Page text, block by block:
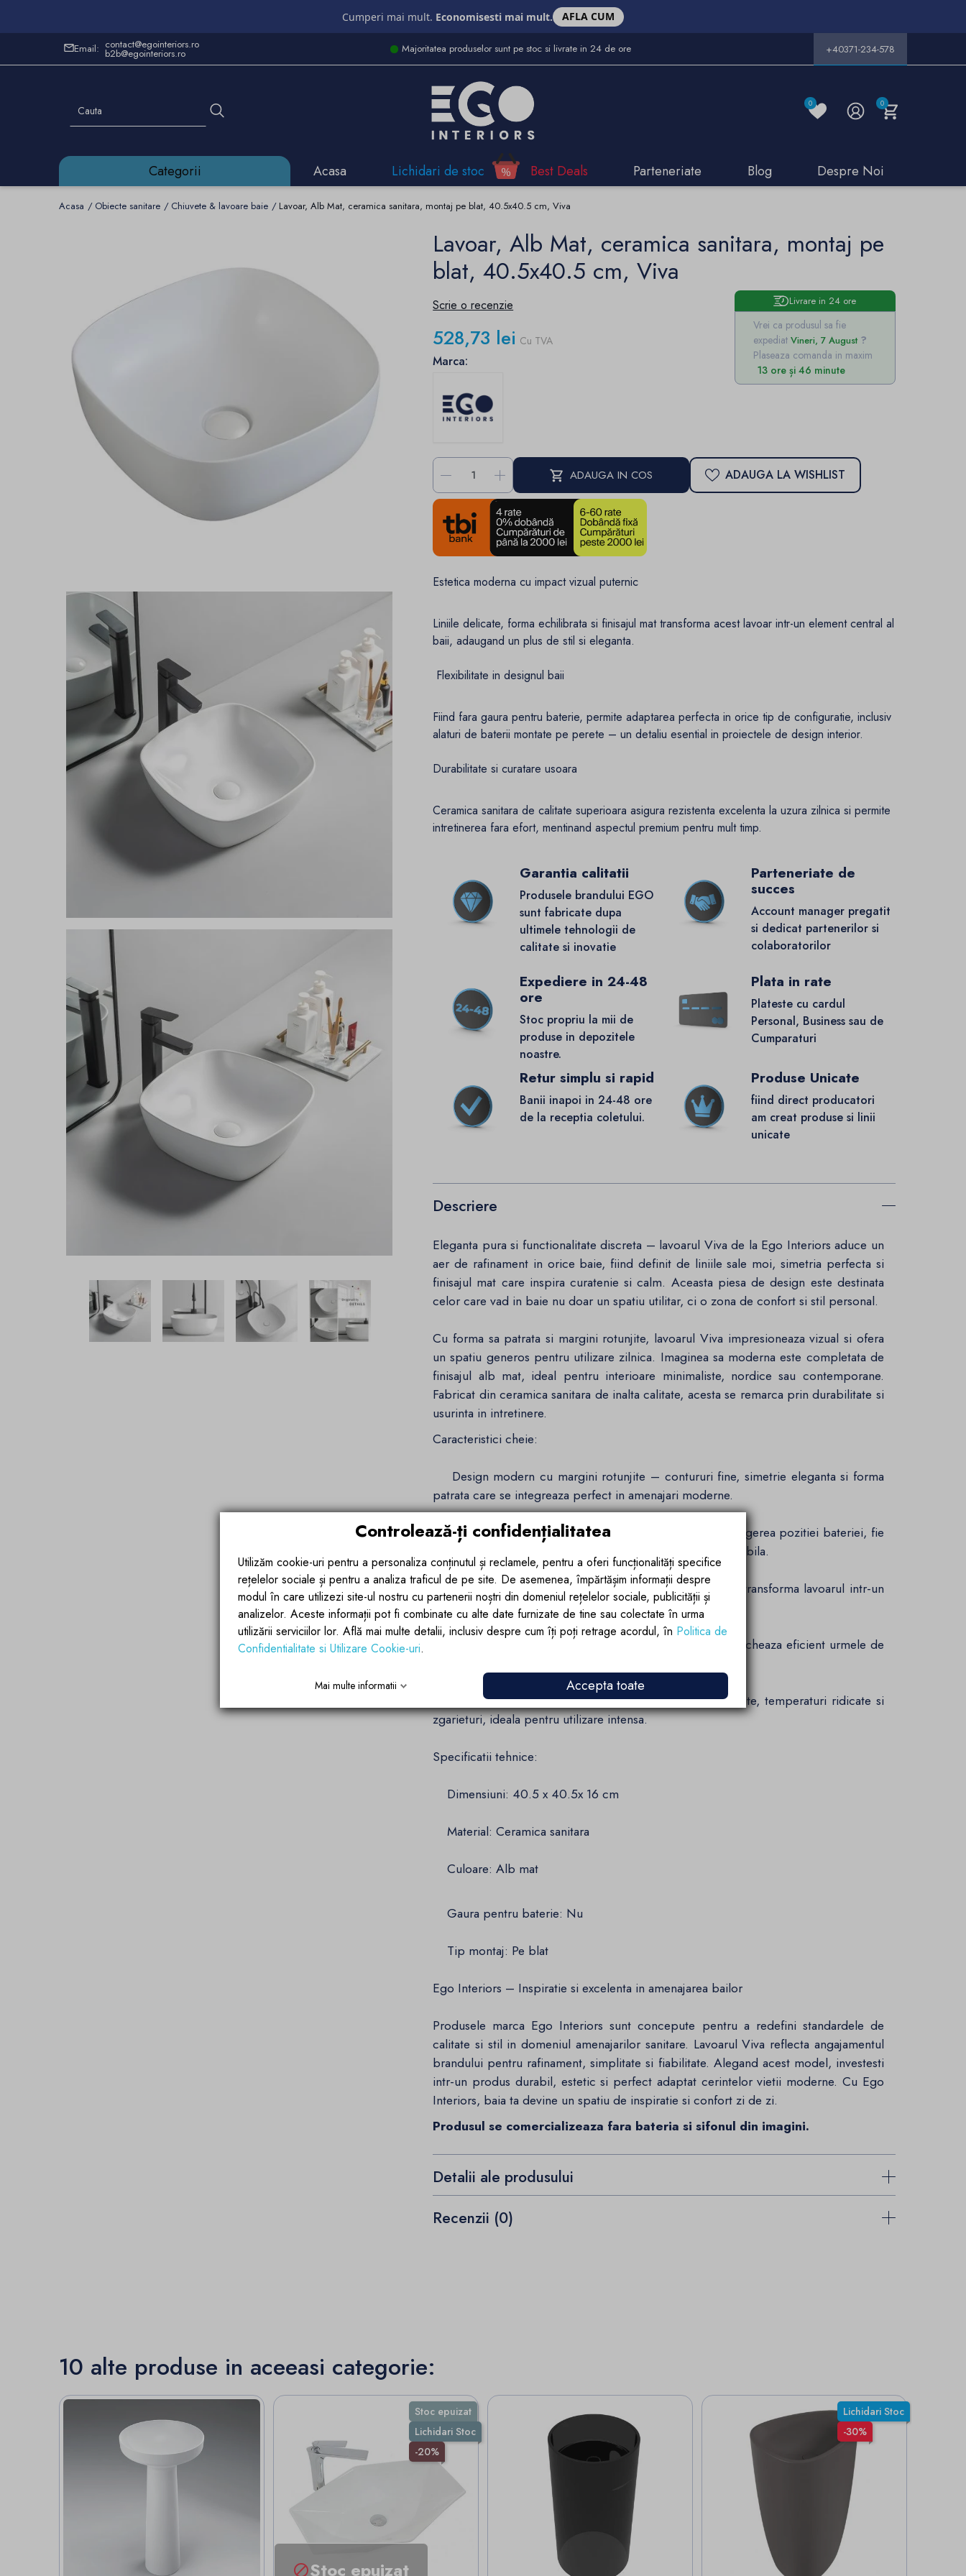
Cumperi mai mult. Economisesti mai mult. AFLA CUM
Email: contact@egointeriors.ro
b2b@egointeriors.ro Majoritatea produselor sunt pe stoc si livrate in 24 de ore +40371-234-578
0 0
Categorii Acasa Lichidari de stoc Best Deals Parteneriate Blog Despre Noi
Acasa Obiecte sanitare Chiuvete & lavoare baie Lavoar, Alb Mat, ceramica sanitara, montaj pe blat, 40.5x40.5 cm, Viva
Lavoar, Alb Mat, ceramica sanitara, montaj pe
blat, 40.5x40.5 cm, Viva
Livrare in 24 ore
Vrei ca produsul sa fie
expediat Vineri, 7 August
Plaseaza comanda in maxim
13 ore și 46 minute
Scrie o recenzie
528,73 lei Cu TVA
Marca:
- + ADAUGA IN COS ADAUGA LA WISHLIST
Estetica moderna cu impact vizual puternic
Liniile delicate, forma echilibrata si finisajul mat transforma acest lavoar intr-un element central al
baii, adaugand un plus de stil si eleganta.
Flexibilitate in designul baii
Fiind fara gaura pentru baterie, permite adaptarea perfecta in orice tip de configuratie, inclusiv
alaturi de baterii montate pe perete – un detaliu esential in proiectele de design interior.
Durabilitate si curatare usoara
Ceramica sanitara de calitate superioara asigura rezistenta excelenta la uzura zilnica si permite
intretinerea fara efort, mentinand aspectul premium pentru mult timp.
Garantia calitatii
Produsele brandului EGO
sunt fabricate dupa
ultimele tehnologii de
calitate si inovatie
Parteneriate de
succes
Account manager pregatit
si dedicat partenerilor si
colaboratorilor
Expediere in 24-48
ore
Stoc propriu la mii de
produse in depozitele
noastre.
Plata in rate
Plateste cu cardul
Personal, Business sau de
Cumparaturi
Retur simplu si rapid
Banii inapoi in 24-48 ore
de la receptia coletului.
Produse Unicate
fiind direct producatori
am creat produse si linii
unicate
Descriere
Eleganta pura si functionalitate discreta – lavoarul Viva de la Ego Interiors aduce un
aer de rafinament in orice baie, fiind definit de liniile sale moi, simetria perfecta si
finisajul mat care inspira curatenie si calm. Aceasta piesa de design este destinata
celor care vad in baie nu doar un spatiu utilitar, ci o zona de confort si stil personal.
Cu forma sa patrata si margini rotunjite, lavoarul Viva impresioneaza vizual si ofera
un spatiu generos pentru utilizare zilnica. Imaginea sa moderna este completata de
finisajul alb mat, ideal pentru interioare minimaliste, nordice sau contemporane.
Fabricat din ceramica sanitara de inalta calitate, acesta se remarca prin durabilitate si
usurinta in intretinere.
Caracteristici cheie:
Design modern cu margini rotunjite – contururi fine, simetrie eleganta si forma
patrata care se integreaza perfect in amenajari moderne.
Fara gaura de baterie – ofera flexibilitate deplina in alegerea pozitiei bateriei, fie
pe blat, fie pe perete, pastrand suprafata neteda si impecabila.
Montaj pe blat – creeaza un efect vizual sofisticat si transforma lavoarul intr-un
element de decor central.
Alb mat – un finisaj premium, catifelat optic, care mascheaza eficient urmele de
Material premium – ceramica sanitara rezistenta la pete, temperaturi ridicate si
zgarieturi, ideala pentru utilizare intensa.
Specificatii tehnice:
Dimensiuni: 40.5 x 40.5x 16 cm
Material: Ceramica sanitara
Culoare: Alb mat
Gaura pentru baterie: Nu
Tip montaj: Pe blat
Ego Interiors – Inspiratie si excelenta in amenajarea bailor
Produsele marca Ego Interiors sunt concepute pentru a redefini standardele de
calitate si stil in domeniul amenajarilor sanitare. Lavoarul Viva reflecta angajamentul
brandului pentru rafinament, simplitate si fiabilitate. Alegand acest model, investesti
intr-un produs durabil, estetic si perfect adaptat cerintelor vietii moderne. Cu Ego
Interiors, baia ta devine un spatiu de inspiratie si confort zi de zi.
Produsul se comercializeaza fara bateria si sifonul din imagini.
Detalii ale produsului
Recenzii (0)
10 alte produse in aceeasi categorie:
Stoc epuizat
Lichidari Stoc
-20%
Stoc epuizat
Lichidari Stoc
-30%
Controlează-ți confidențialitatea
Utilizăm cookie-uri pentru a personaliza conținutul și reclamele, pentru a oferi funcționalități specifice
rețelelor sociale și pentru a analiza traficul de pe site. De asemenea, împărtășim informații despre
modul în care utilizezi site-ul nostru cu partenerii noștri din domeniul rețelelor sociale, publicității și
analizelor. Aceste informații pot fi combinate cu alte date furnizate de tine sau colectate în urma
utilizării serviciilor lor. Află mai multe detalii, inclusiv despre cum îți poți retrage acordul, în Politica de
Confidentialitate si Utilizare Cookie-uri.
Mai multe informatii Accepta toate